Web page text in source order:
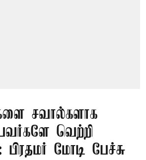
சவால்களாக
வெற்றி
மோடி பேச்சு